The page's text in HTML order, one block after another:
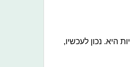
היא. נכון לעכשיו,